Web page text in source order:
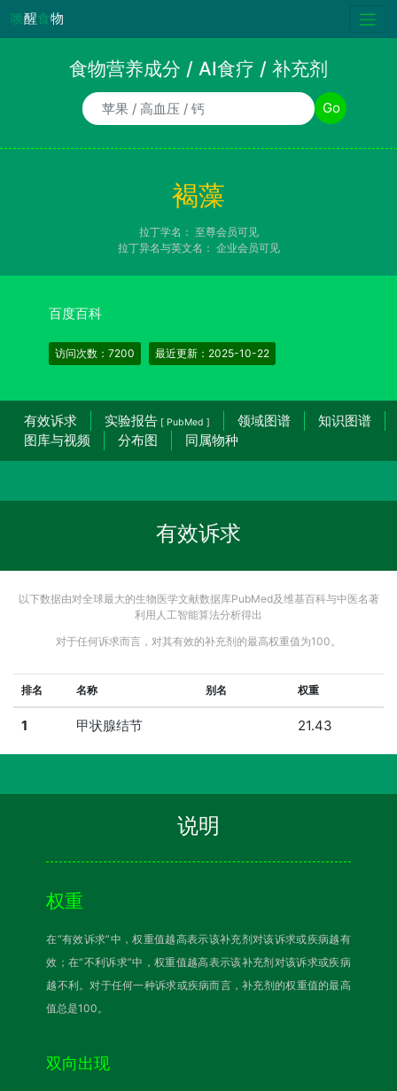
唤醒食物
食物营养成分 / AI食疗 / 补充剂
食物/AI食疗诉求/补充剂名称 Go
褐藻
拉丁学名： 至尊会员可见
拉丁异名与英文名： 企业会员可见
百度百科
访问次数：7200 最近更新：2025-10-22
有效诉求 实验报告 [ PubMed ] 领域图谱
知识图谱
图库与视频
分布图 同属物种
有效诉求
以下数据由对全球最大的生物医学文献数据库PubMed及维基百科与中医名著
利用人工智能算法分析得出
对于任何诉求而言，对其有效的补充剂的最高权重值为100。
排名 名称 别名 权重
1 甲状腺结节 21.43
说明
权重
在“有效诉求”中，权重值越高表示该补充剂对该诉求或疾病越有
效；在“不利诉求”中，权重值越高表示该补充剂对该诉求或疾病
越不利。对于任何一种诉求或疾病而言，补充剂的权重值的最高
值总是100。
双向出现